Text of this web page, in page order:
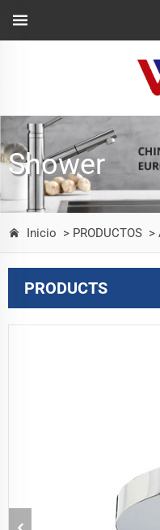
Shower
Inicio > PRODUCTOS >
PRODUCTS